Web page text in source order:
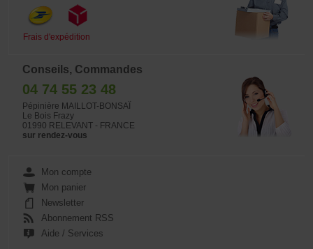
Frais d'expédition
Conseils, Commandes
04 74 55 23 48
Pépinière MAILLOT-BONSAÏ
Le Bois Frazy
01990 RELEVANT - FRANCE
sur rendez-vous
Mon compte
Mon panier
Newsletter
Abonnement RSS
Aide / Services